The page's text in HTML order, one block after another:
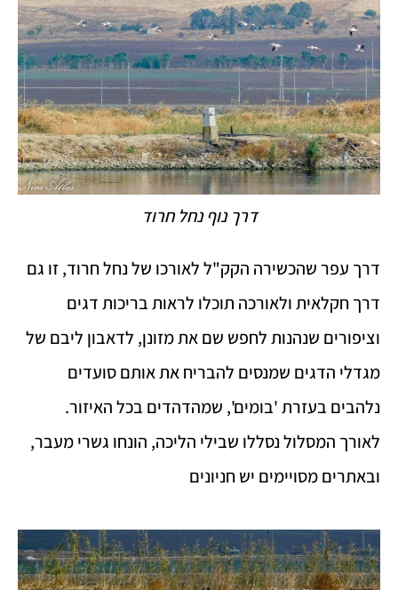
דרך נוף נחל חרוד
דרך עפר שהכשירה הקק"ל לאורכו של נחל חרוד, זו גם
דרך חקלאית ולאורכה תוכלו לראות בריכות דגים
וציפורים שנהנות לחפש שם את מזונן, לדאבון ליבם של
מגדלי הדגים שמנסים להבריח את אותם סועדים
נלהבים בעזרת 'בומים', שמהדהדים בכל האיזור.
לאורך המסלול נסללו שבילי הליכה, הונחו גשרי מעבר,
ובאתרים מסויימים יש חניונים